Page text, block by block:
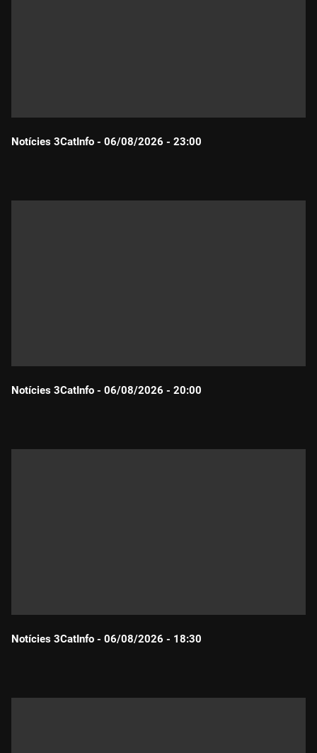
Notícies 3CatInfo - 06/08/2026 - 23:00
Notícies 3CatInfo - 06/08/2026 - 20:00
Notícies 3CatInfo - 06/08/2026 - 18:30